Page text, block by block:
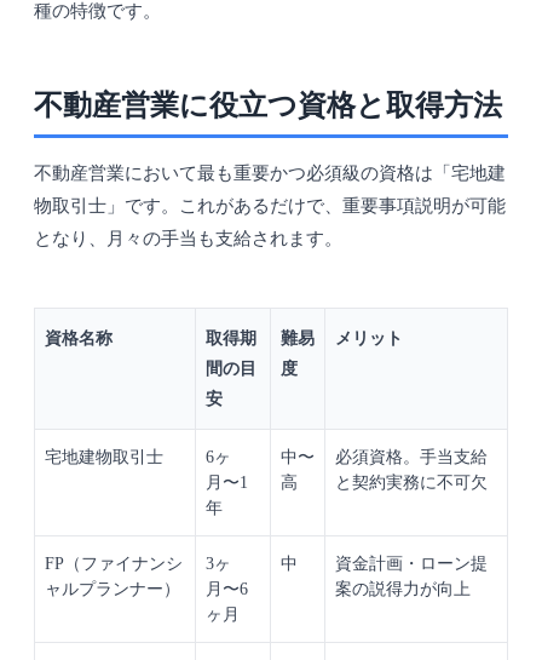
種の特徴です。
不動産営業に役立つ資格と取得方法
不動産営業において最も重要かつ必須級の資格は「宅地建
物取引士」です。これがあるだけで、重要事項説明が可能
となり、月々の手当も支給されます。
資格名称
取得期
間の目
安
難易
度
メリット
宅地建物取引士
6ヶ
月〜1
年
中〜
高
必須資格。手当支給
と契約実務に不可欠
FP（ファイナンシ
ャルプランナー）
3ヶ
月〜6
ヶ月
中
資金計画・ローン提
案の説得力が向上